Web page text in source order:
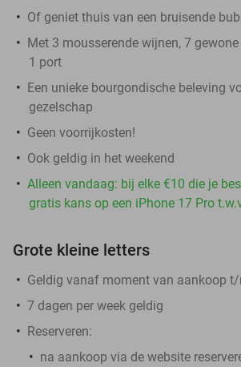
Of geniet thuis van een bruisende
Met 3 mousserende wijnen, 7
1 port
Een unieke bourgondische beleving
gezelschap
Geen voorrijkosten!
Ook geldig in het weekend
Alleen vandaag: bij elke €10 die je
gratis kans op een iPhone 17 Pro
Grote kleine letters
Geldig vanaf moment van aankoop
7 dagen per week geldig
Reserveren:
na aankoop via de website